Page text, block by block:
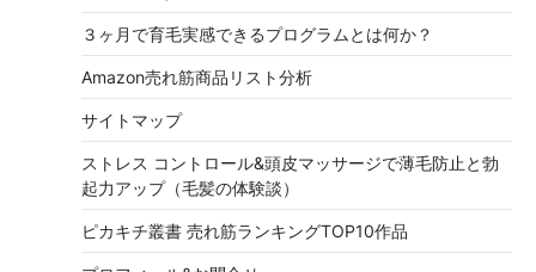
３ヶ月で育毛実感できるプログラムとは何か？
Amazon売れ筋商品リスト分析
サイトマップ
ストレス コントロール&頭皮マッサージで薄毛防止と勃
起力アップ（毛髪の体験談）
ピカキチ叢書 売れ筋ランキングTOP10作品